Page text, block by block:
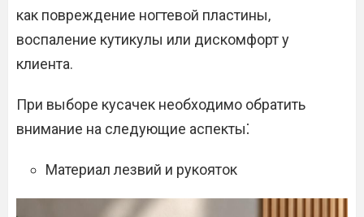
как повреждение ногтевой пластины‚
воспаление кутикулы или дискомфорт у
клиента.
При выборе кусачек необходимо обратить
внимание на следующие аспекты⁚
Материал лезвий и рукояток